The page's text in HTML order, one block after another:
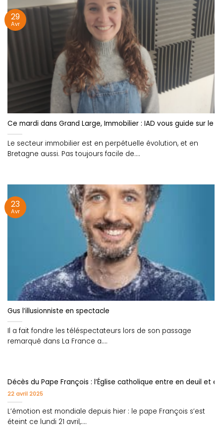
Ce mardi dans Grand Large, Immobilier : IAD vous guide sur le
Le secteur immobilier est en perpétuelle évolution, et en
Bretagne aussi. Pas toujours facile de....
29
Avr
Gus l’illusionniste en spectacle
Il a fait fondre les téléspectateurs lors de son passage
remarqué dans La France a....
23
Avr
Décès du Pape François : l’Église catholique entre en deuil et
22 avril 2025
L’émotion est mondiale depuis hier : le pape François s’est
éteint ce lundi 21 avril,....